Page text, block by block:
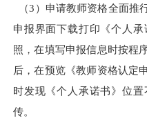
（3）申请教师资格全面推
申报界面下载打印《个人
照，在填写申报信息时按程
后，在预览《教师资格认定
时发现《个人承诺书》位
传。